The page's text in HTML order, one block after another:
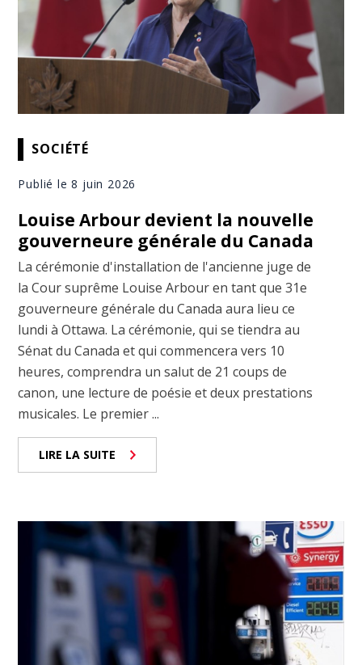
SOCIÉTÉ
Publié le 8 juin 2026
Louise Arbour devient la nouvelle
gouverneure générale du Canada
La cérémonie d'installation de l'ancienne juge de
la Cour suprême Louise Arbour en tant que 31e
gouverneure générale du Canada aura lieu ce
lundi à Ottawa. La cérémonie, qui se tiendra au
Sénat du Canada et qui commencera vers 10
heures, comprendra un salut de 21 coups de
canon, une lecture de poésie et deux prestations
musicales. Le premier ...
LIRE LA SUITE